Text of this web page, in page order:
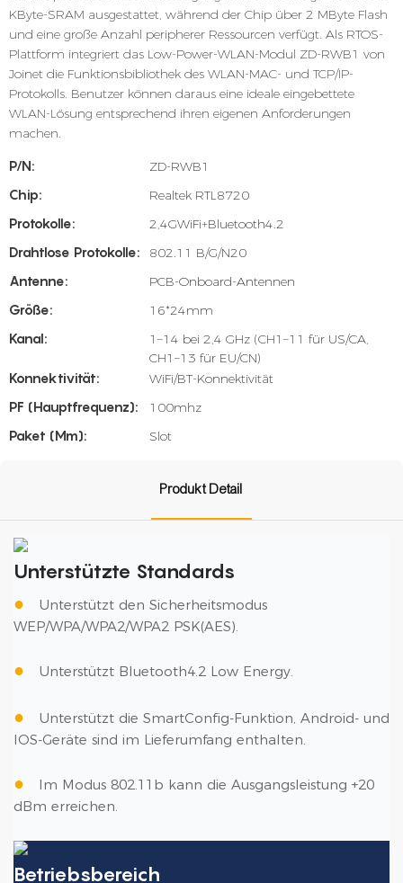
KByte-SRAM ausgestattet, während der Chip über 2 MByte Flash
und eine große Anzahl peripherer Ressourcen verfügt. Als RTOS-
Plattform integriert das Low-Power-WLAN-Modul ZD-RWB1 von
Joinet die Funktionsbibliothek des WLAN-MAC- und TCP/IP-
Protokolls. Benutzer können daraus eine ideale eingebettete
WLAN-Lösung entsprechend ihren eigenen Anforderungen
machen.
P/N:
ZD-RWB1
Chip:
Realtek RTL8720
Protokolle:
2,4GWiFi+Bluetooth4.2
Drahtlose Protokolle:
802.11 B/G/N20
Antenne:
PCB-Onboard-Antennen
Größe:
16*24mm
Kanal:
1–14 bei 2,4 GHz (CH1–11 für US/CA,
CH1–13 für EU/CN)
Konnektivität:
WiFi/BT-Konnektivität
PF (Hauptfrequenz):
100mhz
Paket (mm):
Slot
Produkt Detail
Unterstützte Standards
●
Unterstützt den Sicherheitsmodus
WEP/WPA/WPA2/WPA2 PSK(AES).
● Unterstützt Bluetooth4.2 Low Energy.
●
Unterstützt die SmartConfig-Funktion, Android- und
IOS-Geräte sind im Lieferumfang enthalten.
●
Im Modus 802.11b kann die Ausgangsleistung +20
dBm erreichen.
Betriebsbereich